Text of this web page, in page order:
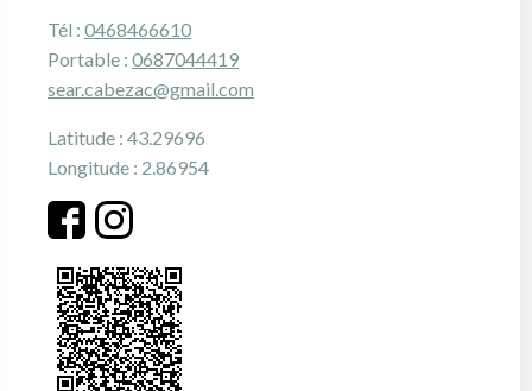
Tél : 0468466610
Portable : 0687044419
sear.cabezac@gmail.com
Latitude : 43.29696
Longitude : 2.86954